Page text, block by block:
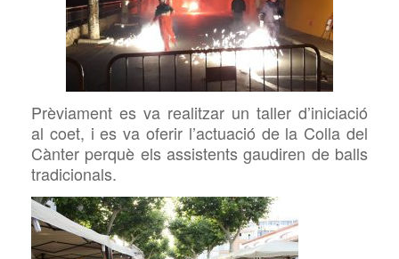
Prèviament es va realitzar un taller d’iniciació
al coet, i es va oferir l’actuació de la Colla del
Cànter perquè els assistents gaudiren de balls
tradicionals.